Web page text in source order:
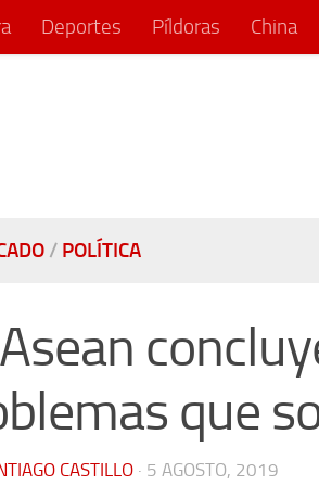
Deportes Píldoras China
/ POLÍTICA
que
CASTILLO · 5 AGOSTO, 2019